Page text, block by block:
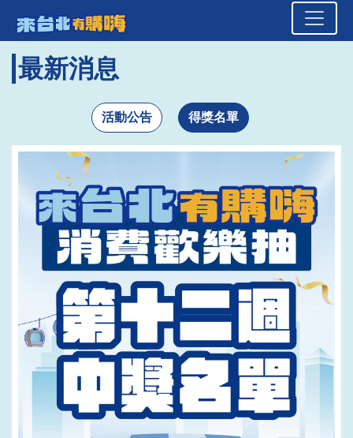
跳到主要內容區塊
最新消息
活動公告 得獎名單